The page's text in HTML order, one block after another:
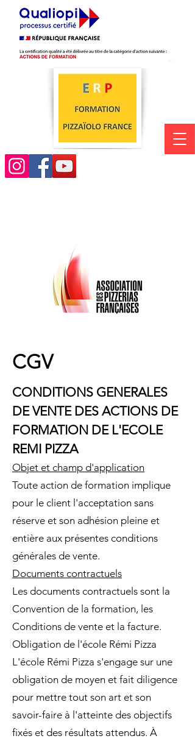
CGV
CONDITIONS GENERALES
DE VENTE DES ACTIONS DE
FORMATION DE L'ECOLE
REMI PIZZA
Objet et champ d'application
Toute action de formation implique
pour le client l'acceptation sans
réserve et son adhésion pleine et
entière aux présentes conditions
générales de vente.
Documents contractuels
Les documents contractuels sont la
Convention de la formation, les
Conditions de vente et la facture.
Obligation de l'école Rémi Pizza
L'école Rémi Pizza s'engage sur une
obligation de moyen et fait diligence
pour mettre tout son art et son
savoir-faire à l'atteinte des objectifs
fixés et des résultats attendus. À